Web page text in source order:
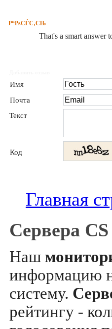
Р“РѕСЃС‚СЊ
That's a smart answer
Имя
Почта
Текст
Код
Главная
Сервера CS
Наш
информацию
систему.
рейтингу -